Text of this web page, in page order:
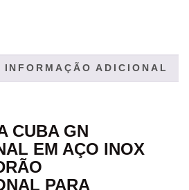
INFORMAÇÃO ADICIONAL
CUBA GN
EM AÇO INOX
PARA